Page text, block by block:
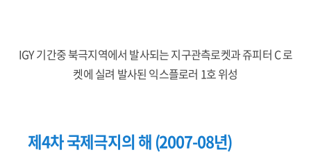
IGY 기간중 북극지역에서 발사되는 지구관측로켓과 쥬피터 C 로
켓에 실려 발사된 익스플로러 1호 위성
제4차 국제극지의 해 (2007-08년)